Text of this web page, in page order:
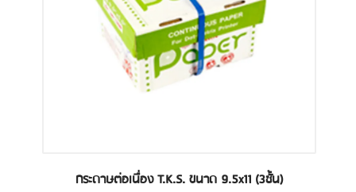
กระดาษต่อเนื่อง T.K.S. ขนาด 9.5x11 (3ชั้น)